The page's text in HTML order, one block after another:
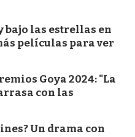
bajo las estrellas en
películas para ver
Goya 2024: "La
con las
Un drama con